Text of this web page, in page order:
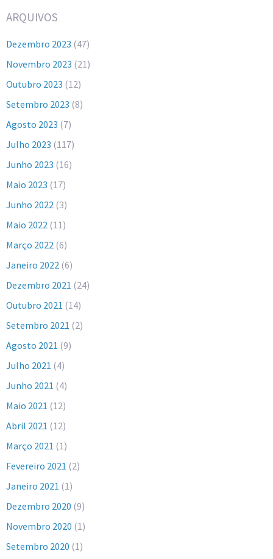
ARQUIVOS
Dezembro 2023 (47)
Novembro 2023 (21)
Outubro 2023 (12)
Setembro 2023 (8)
Agosto 2023 (7)
Julho 2023 (117)
Junho 2023 (16)
Maio 2023 (17)
Junho 2022 (3)
Maio 2022 (11)
Março 2022 (6)
Janeiro 2022 (6)
Dezembro 2021 (24)
Outubro 2021 (14)
Setembro 2021 (2)
Agosto 2021 (9)
Julho 2021 (4)
Junho 2021 (4)
Maio 2021 (12)
Abril 2021 (12)
Março 2021 (1)
Fevereiro 2021 (2)
Janeiro 2021 (1)
Dezembro 2020 (9)
Novembro 2020 (1)
Setembro 2020 (1)